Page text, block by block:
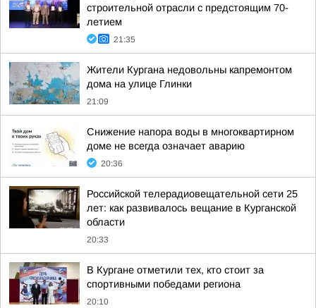
строительной отрасли с предстоящим 70-
летием
21:35
Жители Кургана недовольны капремонтом
дома на улице Глинки
21:09
Снижение напора воды в многоквартирном
доме не всегда означает аварию
20:36
Российской телерадиовещательной сети 25
лет: как развивалось вещание в Курганской
области
20:33
В Кургане отметили тех, кто стоит за
спортивными победами региона
20:10